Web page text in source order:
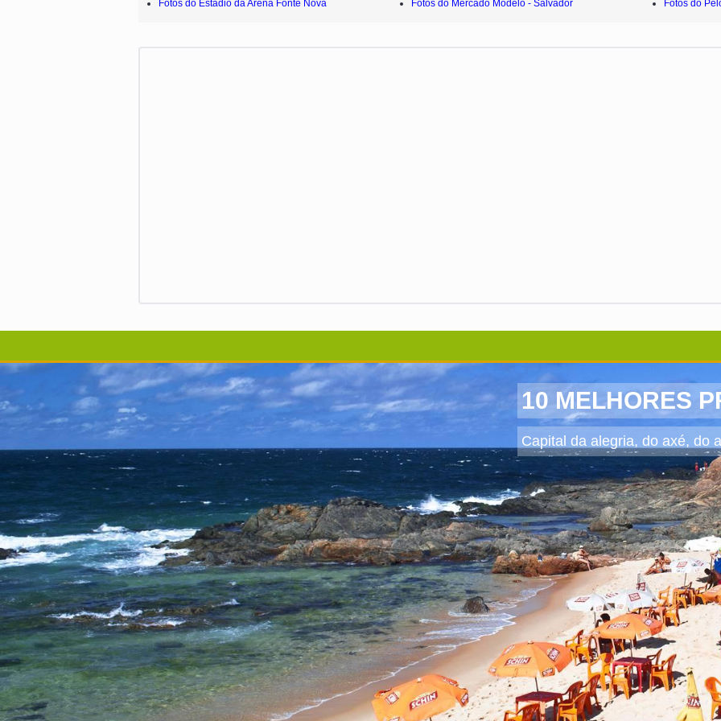
Fotos do Estádio da Arena Fonte Nova
Fotos do Mercado Modelo - Salvador Fotos do
10 MELHORES
Capital da alegria, do axé, do